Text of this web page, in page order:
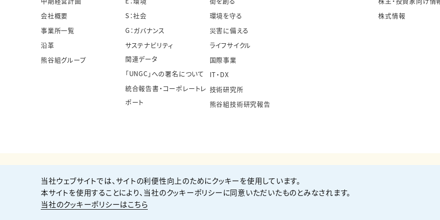
会社概要
事業所一覧
沿革
熊谷組グループ
S：社会
G：ガバナンス
サステナビリティ
関連データ
「UNGC」への署名について
統合報告書・コーポレートレ
ポート
環境を守る
災害に備える
ライフサイクル
国際事業
IT・DX
技術研究所
熊谷組技術研究報告
株式情報
個人情報保護方針 サイト利用規約 サイトマップ お問い合わせ
当社ウェブサイトでは、サイトの利便性向上のためにクッキーを使用しています。
本サイトを使用することにより、当社のクッキーポリシーに同意いただいたものとみなされます。
当社のクッキーポリシーはこちら